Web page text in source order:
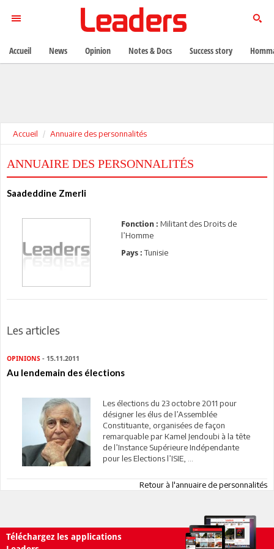
Accueil Annuaire des personnalités
ANNUAIRE DES PERSONNALITÉS
Saadeddine Zmerli
Fonction : Militant des Droits de
l’Homme
Pays : Tunisie
Les articles
OPINIONS - 15.11.2011
Au lendemain des élections
Les élections du 23 octobre 2011 pour
désigner les élus de l’Assemblée
Constituante, organisées de façon
remarquable par Kamel Jendoubi à la tête
de l’Instance Supérieure Indépendante
pour les Elections l’ISIE, ...
Retour à l'annuaire de personnalités
Téléchargez les applications
Accueil News Opinion Notes & Docs Success story